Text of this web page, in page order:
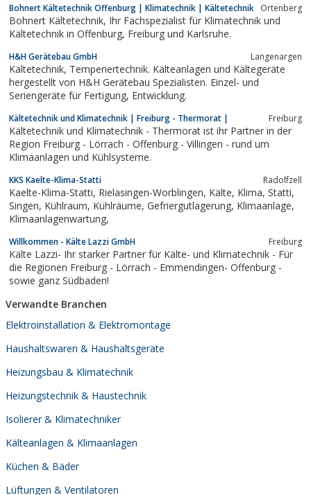
Bohnert Kältetechnik Offenburg | Klimatechnik | Kältetechnik Ortenberg
Bohnert Kältetechnik, Ihr Fachspezialist für Klimatechnik und
Kältetechnik in Offenburg, Freiburg und Karlsruhe.
H&H Gerätebau GmbH Langenargen
Kältetechnik, Temperiertechnik. Kälteanlagen und Kältegeräte
hergestellt von H&H Gerätebau Spezialisten. Einzel- und
Seriengeräte für Fertigung, Entwicklung.
Kältetechnik und Klimatechnik | Freiburg - Thermorat | Freiburg
Kältetechnik und Klimatechnik - Thermorat ist ihr Partner in der
Region Freiburg - Lörrach - Offenburg - Villingen - rund um
Klimaanlagen und Kühlsysteme.
KKS Kaelte-Klima-Statti Radolfzell
Kaelte-Klima-Statti, Rielasingen-Worblingen, Kälte, Klima, Statti,
Singen, Kühlraum, Kühlräume, Gefriergutlagerung, Klimaanlage,
Klimaanlagenwartung,
Willkommen - Kälte Lazzi GmbH Freiburg
Kälte Lazzi- Ihr starker Partner für Kälte- und Klimatechnik - Für
die Regionen Freiburg - Lörrach - Emmendingen- Offenburg -
sowie ganz Südbaden!
Verwandte Branchen
Elektroinstallation & Elektromontage
Haushaltswaren & Haushaltsgeräte
Heizungsbau & Klimatechnik
Heizungstechnik & Haustechnik
Isolierer & Klimatechniker
Kälteanlagen & Klimaanlagen
Küchen & Bäder
Lüftungen & Ventilatoren